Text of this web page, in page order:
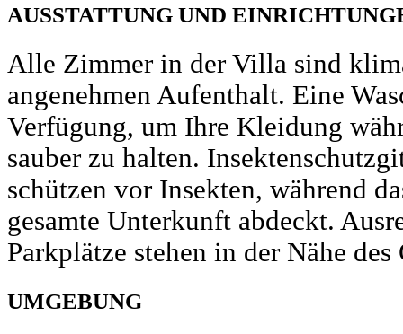
AUSSTATTUNG UND
Alle Zimmer in der Villa sind
angenehmen Aufenthalt. Eine
Verfügung, um Ihre Kleidung
sauber zu halten.
schützen vor Insekten, während
gesamte Unterkunft abdeckt.
Parkplätze stehen in der Nähe
UMGEBUNG